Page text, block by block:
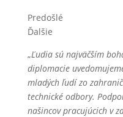
Predošlé
Ďalšie
„Ľudia sú najväčším
diplomacie
mladých ľudí zo
technické odbory.
našincov pracujúcich v